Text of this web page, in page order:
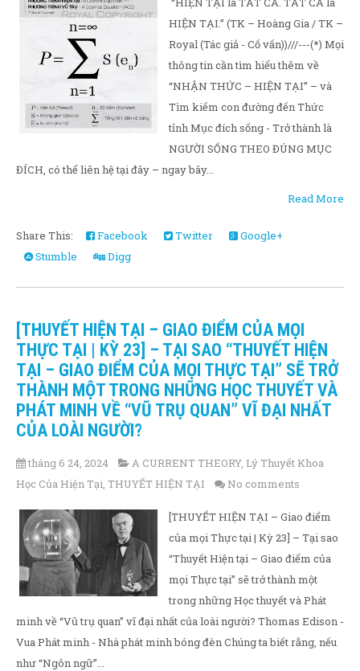
HIỆN TẠI.” (TK – Hoàng Gia / TK –
Royal (Tác giả - Cố vấn))///---(*) Mọi
thông tin cần tìm hiểu thêm về
“NHẬN THỨC – HIỆN TẠI” – và
Tìm kiếm con đường đến Thức
tỉnh Mục đích sống - Trở thành là
NGƯỜI SỐNG THEO ĐÚNG MỤC
ĐÍCH, có thể liên hệ tại đây – ngay bây...
Read More
Share This: Facebook Twitter
Google+
Stumble
Digg
[THUYẾT HIỆN TẠI – GIAO ĐIỂM CỦA MỌI
THỰC TẠI | KỲ 23] – TẠI SAO “THUYẾT HIỆN
TẠI – GIAO ĐIỂM CỦA MỌI THỰC TẠI” SẼ TRỞ
THÀNH MỘT TRONG NHỮNG HỌC THUYẾT VÀ
PHÁT MINH VỀ “VŨ TRỤ QUAN” VĨ ĐẠI NHẤT
CỦA LOÀI NGƯỜI?
tháng 6 24, 2024 A CURRENT THEORY, Lý Thuyết Khoa
Học Của Hiện Tại, THUYẾT HIỆN TẠI No comments
[THUYẾT HIỆN TẠI – Giao điểm
của mọi Thực tại | Kỳ 23] – Tại sao
“Thuyết Hiện tại – Giao điểm của
mọi Thực tại” sẽ trở thành một
trong những Học thuyết và Phát
minh về “Vũ trụ quan” vĩ đại nhất của loài người? Thomas Edison -
Vua Phát minh - Nhà phát minh bóng đèn Chúng ta biết rằng, nếu
như “Ngôn ngữ”...